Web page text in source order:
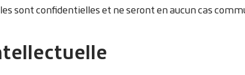
sont confidentielles et ne seront en aucun cas